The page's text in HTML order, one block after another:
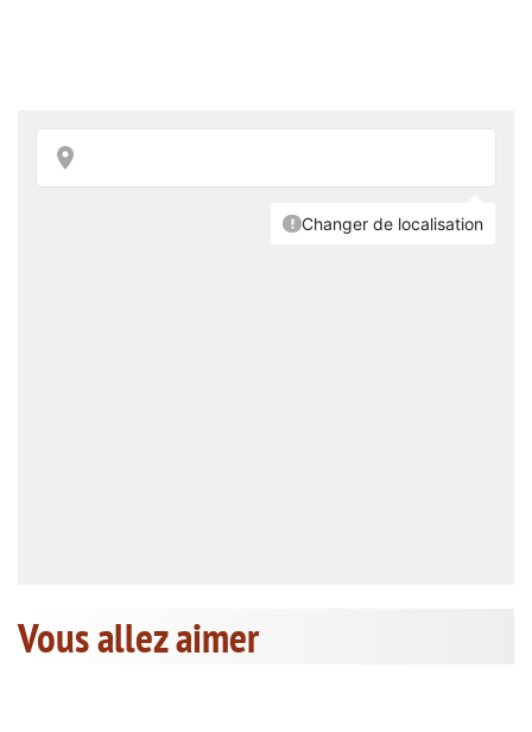
Vous allez aimer